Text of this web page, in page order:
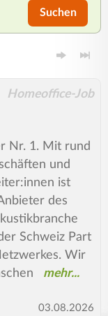
Suchen
Homeoffice-Job
Nr. 1. Mit rund
und
ist
des
Schweiz Part
Wir
03.08.2026